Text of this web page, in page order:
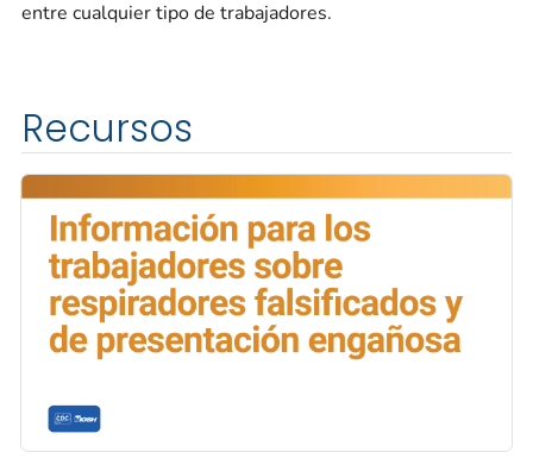
entre cualquier tipo de trabajadores.
Recursos